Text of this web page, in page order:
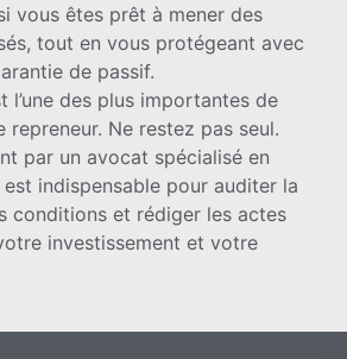
vous êtes prêt à mener des
tout en vous protégeant avec
de passif.
l’une des plus importantes de
Ne restez pas seul.
par un avocat spécialisé en
indispensable pour auditer la
conditions et rédiger les actes
investissement et votre